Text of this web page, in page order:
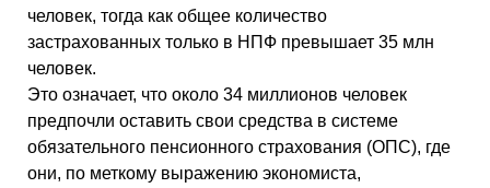
человек, тогда как общее количество
застрахованных только в НПФ превышает 35 млн
человек.
Это означает, что около 34 миллионов человек
предпочли оставить свои средства в системе
обязательного пенсионного страхования (ОПС), где
они, по меткому выражению экономиста,